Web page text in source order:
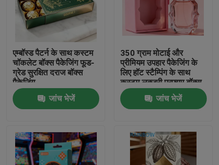
उत्पाद
एम्बॉस्ड पैटर्न के साथ कस्टम
चॉकलेट बॉक्स पैकेजिंग फूड-
ग्रेड सुरक्षित दराज बॉक्स
पैकेजिंग
जांच भेजें
350 ग्राम मोटाई और
प्रीमियम उपहार पैकेजिंग के
लिए हॉट स्टैम्पिंग के साथ
कस्टम लक्जरी परफ्यूम बॉक्स
जांच भेजें